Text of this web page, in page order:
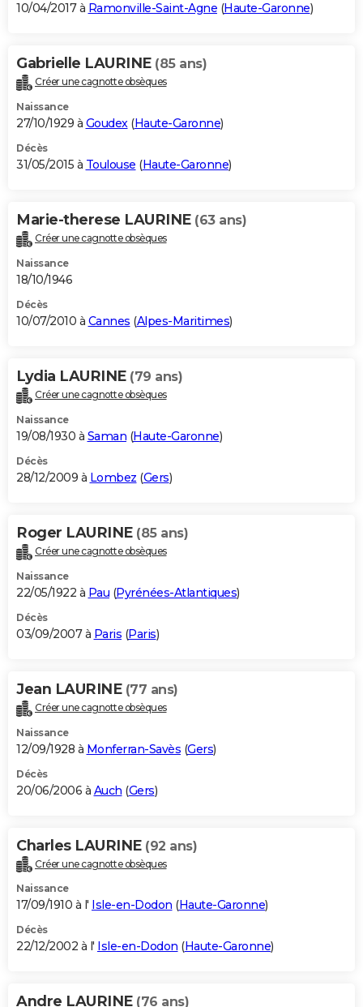
10/04/2017 à Ramonville-Saint-Agne (Haute-Garonne)
Gabrielle LAURINE (85 ans)
Créer une cagnotte obsèques
Naissance
27/10/1929 à Goudex(Haute-Garonne)
Décès
31/05/2015 à Toulouse (Haute-Garonne)
Marie-therese LAURINE (63 ans)
Créer une cagnotte obsèques
Naissance
18/10/1946
Décès
10/07/2010 à Cannes (Alpes-Maritimes)
Lydia LAURINE (79 ans)
Créer une cagnotte obsèques
Naissance
19/08/1930 à Saman (Haute-Garonne)
Décès
28/12/2009 à Lombez (Gers)
Roger LAURINE (85 ans)
Créer une cagnotte obsèques
Naissance
22/05/1922 à Pau (Pyrénées-Atlantiques)
Décès
03/09/2007 à Paris (Paris)
Jean LAURINE (77 ans)
Créer une cagnotte obsèques
Naissance
12/09/1928 à Monferran-Savès (Gers)
Décès
20/06/2006 à Auch (Gers)
Charles LAURINE (92 ans)
Créer une cagnotte obsèques
Naissance
17/09/1910 à l' Isle-en-Dodon (Haute-Garonne)
Décès
22/12/2002 à l' Isle-en-Dodon (Haute-Garonne)
Andre LAURINE (76 ans)